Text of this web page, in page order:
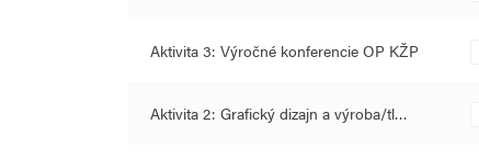
Aktivita 3: Výročné konferencie OP KŽP
Aktivita 2: Grafický dizajn a výroba/tl…